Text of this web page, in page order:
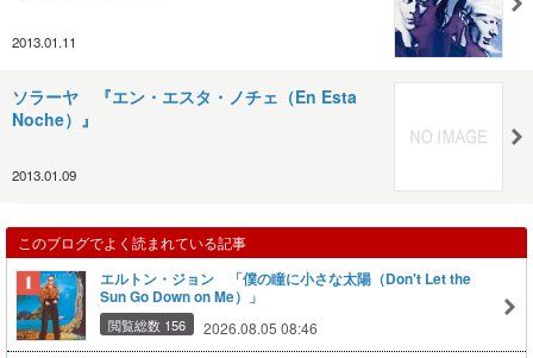
2013.01.11
ソラーヤ 『エン・エスタ・ノチェ（En Esta
Noche）』
2013.01.09
このブログでよく読まれている記事
エルトン・ジョン 「僕の瞳に小さな太陽（Don't Let the
Sun Go Down on Me）」
閲覧総数 156 2026.08.05 08:46